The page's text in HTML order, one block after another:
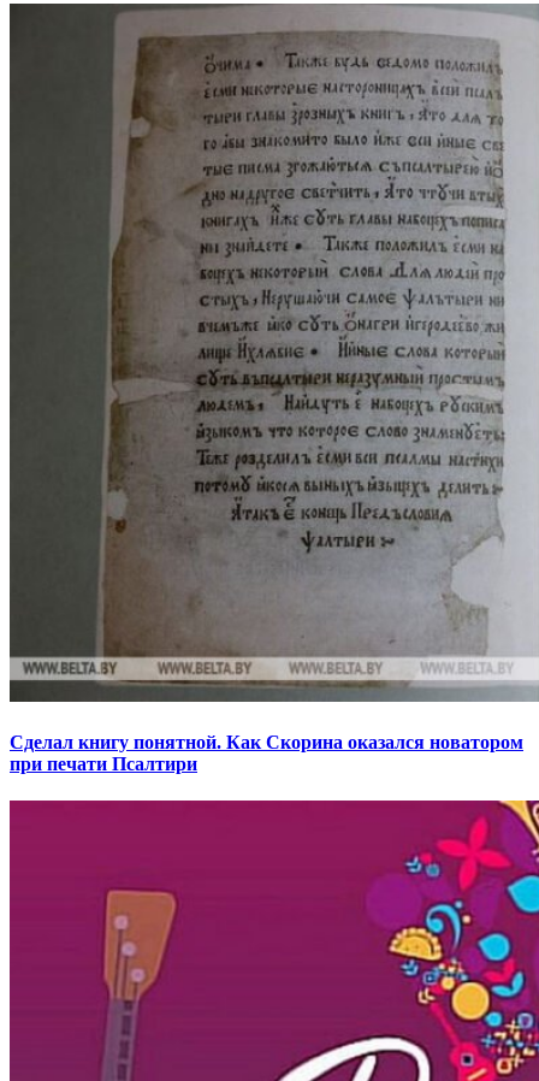
Сделал книгу понятной. Как Скорина оказался новатором
при печати Псалтири